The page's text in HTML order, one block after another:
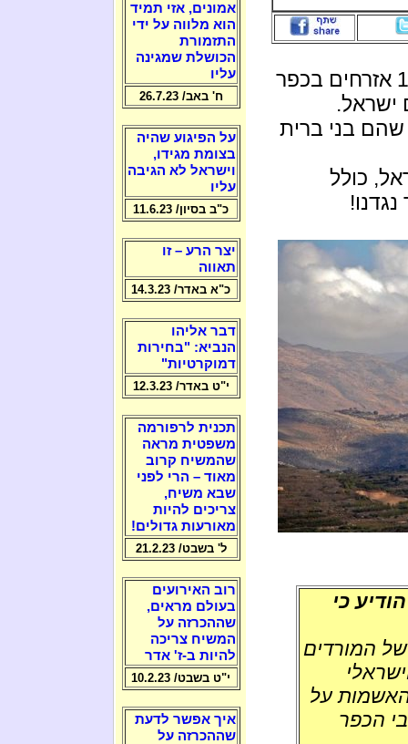
(2.11.17) נהרגו בפיגוע 16 אזרחים בכפר
ישראל.
בני ברית
כולל
כי
המורדים
על
הכפר
אמונים, אזי תמיד
הוא מלווה על ידי
התזמורת
הכושלת שמגינה
עליו
ח' באב/ 26.7.23
על הפיגוע שהיה
בצומת מגידו,
וישראל לא הגיבה
עליו
כ"ב בסיון/ 11.6.23
יצר הרע – זו
תאווה
כ"א באדר/ 14.3.23
דבר אליהו
הנביא: "בחירות
דמוקרטיות"
י"ט באדר/ 12.3.23
תכנית לרפורמה
משפטית מראה
שהמשיח קרוב
מאוד – הרי לפני
שבא משיח,
צריכים להיות
מאורעות גדולים!
ל' בשבט/ 21.2.23
רוב האירועים
בעולם מראים,
שההכרזה על
המשיח צריכה
להיות ב-ז' אדר
י"ט בשבט/ 10.2.23
איך אפשר לדעת
שההכרזה על